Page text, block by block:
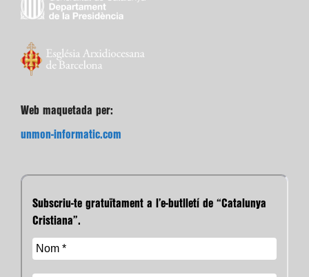
Web maquetada per:
unmon-informatic.com
Subscriu-te gratuïtament a l’e-butlletí de “Catalunya
Cristiana”.